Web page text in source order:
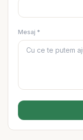
Mesaj *